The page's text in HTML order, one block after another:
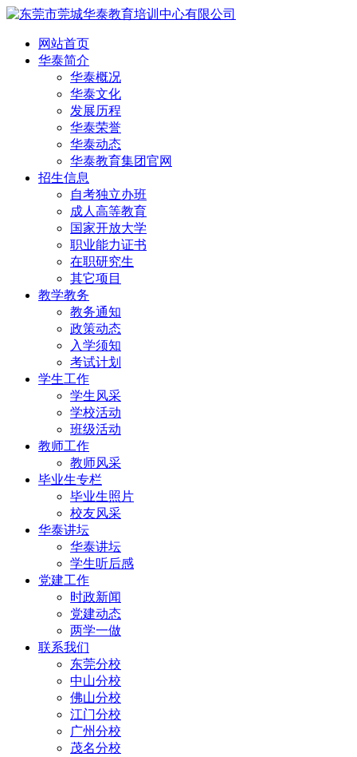
网站首页
华泰简介
华泰概况
华泰文化
发展历程
华泰荣誉
华泰动态
华泰教育集团官网
招生信息
自考独立办班
成人高等教育
国家开放大学
职业能力证书
在职研究生
其它项目
教学教务
教务通知
政策动态
入学须知
考试计划
学生工作
学生风采
学校活动
班级活动
教师工作
教师风采
毕业生专栏
毕业生照片
校友风采
华泰讲坛
华泰讲坛
学生听后感
党建工作
时政新闻
党建动态
两学一做
联系我们
东莞分校
中山分校
佛山分校
江门分校
广州分校
茂名分校